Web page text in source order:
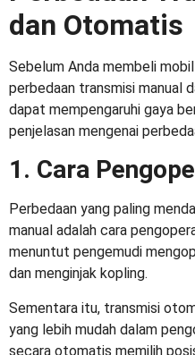
dan Otomatis
Sebelum Anda membeli
perbedaan transmisi manual
dapat mempengaruhi gaya
penjelasan mengenai
1. Cara
Perbedaan yang paling
manual adalah cara
menuntut pengemudi
dan menginjak kopling.
Sementara itu, transmisi
yang lebih mudah dalam
secara otomatis memilih